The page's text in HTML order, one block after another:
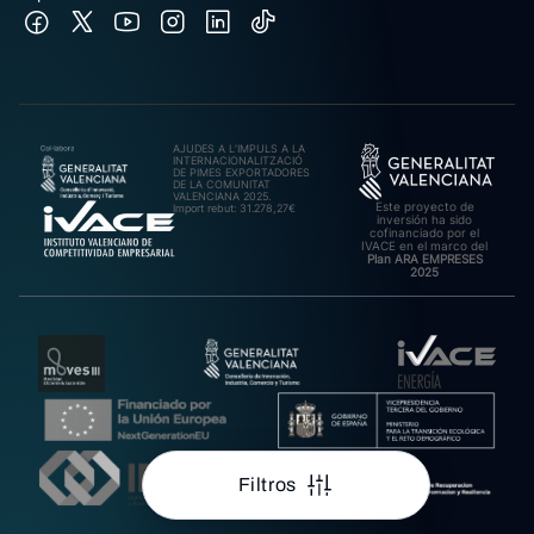
Filtros
AJUDES A L’IMPULS A LA
INTERNACIONALITZACIÓ
DE PIMES EXPORTADORES
DE LA COMUNITAT
VALENCIANA 2025.
Import rebut: 31.278,27€
Este proyecto de
inversión ha sido
cofinanciado por el
IVACE en el marco del
Plan ARA EMPRESES
2025